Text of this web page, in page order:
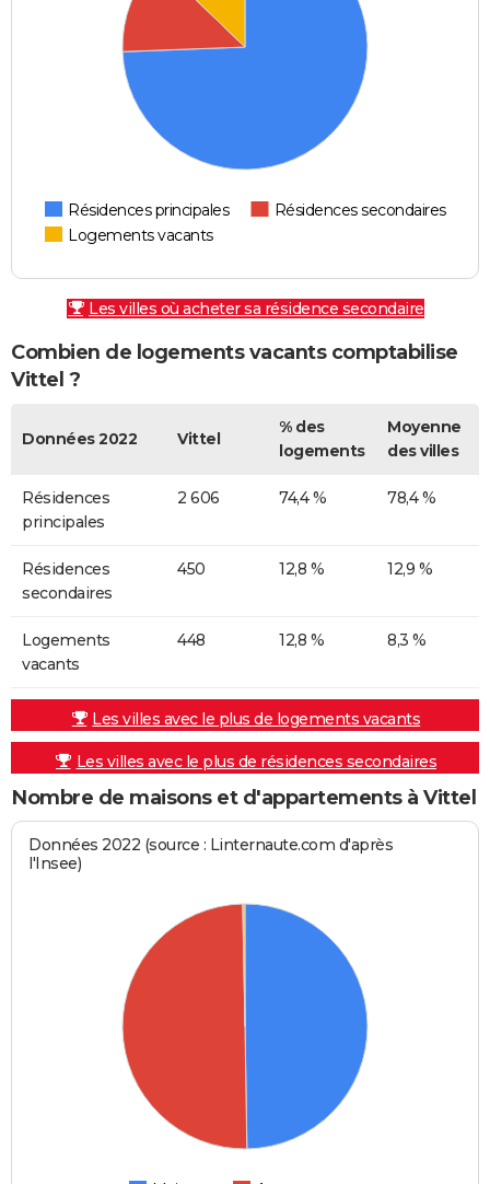
Résidences principales
Résidences secondaires
Logements vacants
Les villes où acheter sa résidence secondaire
Combien de logements vacants comptabilise
Vittel ?
Données 2022 Vittel
% des
logements
Moyenne
des villes
Résidences
principales
2 606 74,4 % 78,4 %
Résidences
secondaires
450 12,8 % 12,9 %
Logements
vacants
448 12,8 % 8,3 %
Les villes avec le plus de logements vacants
Les villes avec le plus de résidences secondaires
Nombre de maisons et d'appartements à Vittel
Données 2022 (source : Linternaute.com d'après
l'Insee)